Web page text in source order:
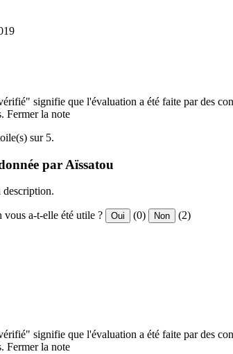
signifie que l'évaluation a été faite par des
Fermer la note
sur 5.
par Aïssatou
description.
vous a-t-elle été utile ? Oui (0) Non (2)
signifie que l'évaluation a été faite par des
Fermer la note